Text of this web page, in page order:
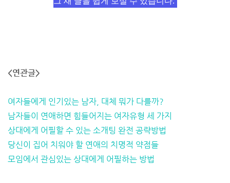
<연관글>
여자들에게 인기있는 남자, 대체 뭐가 다를까?
남자들이 연애하면 힘들어지는 여자유형 세 가지
상대에게 어필할 수 있는 소개팅 완전 공략방법
당신이 집어 치워야 할 연애의 치명적 약점들
모임에서 관심있는 상대에게 어필하는 방법